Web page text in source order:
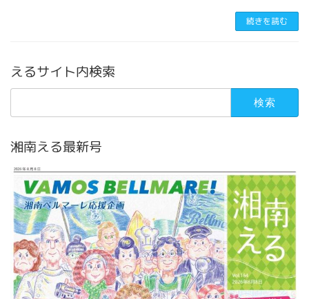
続きを読む
えるサイト内検索
湘南える最新号